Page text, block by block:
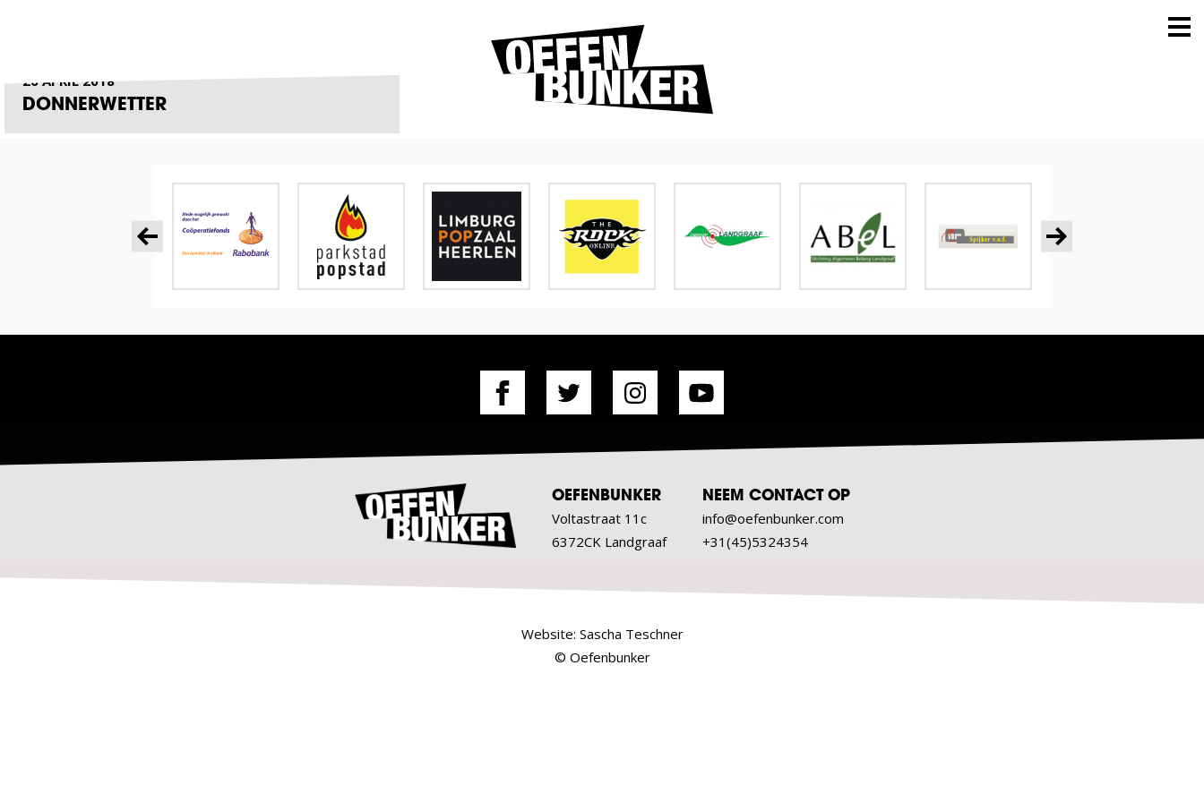
26 APRIL 2018
DONNERWETTER
OEFENBUNKER
Voltastraat 11c
6372CK Landgraaf
NEEM CONTACT OP
info@oefenbunker.com
+31(45)5324354
Website: Sascha Teschner
© Oefenbunker